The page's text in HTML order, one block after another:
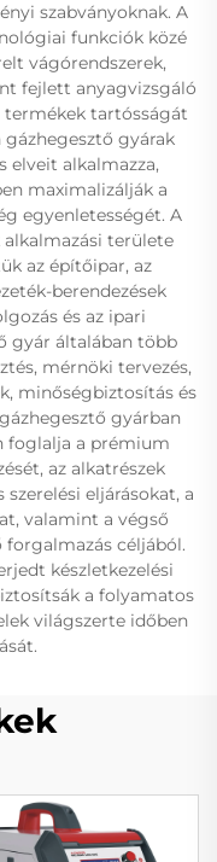
szabványoknak. A
funkciók közé
vágórendszerek,
fejlett anyagvizsgáló
termékek tartósságát
gyárak
elveit alkalmazza,
maximalizálják a
egyenletességét. A
területe
az építőipar, az
berendezések
és az ipari
gyár általában több
mérnöki tervezés,
minőségbiztosítás és
gyárban
foglalja a prémium
az alkatrészek
eljárásokat, a
valamint a végső
céljából.
készletkezelési
a folyamatos
világszerte időben